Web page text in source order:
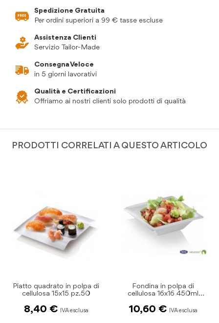
Spedizione Gratuita
Per ordini superiori a 99 € tasse escluse
Assistenza Clienti
Servizio Tailor-Made
Consegna Veloce
in 5 giorni lavorativi
Qualità e Certificazioni
Offriamo ai nostri clienti solo prodotti di qualità
PRODOTTI CORRELATI A QUESTO ARTICOLO
Fondina in polpa di
cellulosa 16x16 450ml
10,60 €
Fingerfood foglia 9.5x6
cm. pz.50
7,25 €